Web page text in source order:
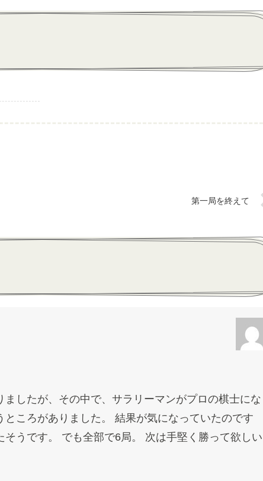
第一局を終えて
したが、その中で、サラリーマンがプロの棋士にな
ころがありました。 結果が気になっていたのです
うです。 でも全部で6局。 次は手堅く勝って欲しい